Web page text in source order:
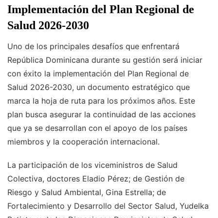
Implementación del Plan Regional de
Salud 2026-2030
Uno de los principales desafíos que enfrentará
República Dominicana durante su gestión será iniciar
con éxito la implementación del Plan Regional de
Salud 2026-2030, un documento estratégico que
marca la hoja de ruta para los próximos años. Este
plan busca asegurar la continuidad de las acciones
que ya se desarrollan con el apoyo de los países
miembros y la cooperación internacional.
La participación de los viceministros de Salud
Colectiva, doctores Eladio Pérez; de Gestión de
Riesgo y Salud Ambiental, Gina Estrella; de
Fortalecimiento y Desarrollo del Sector Salud, Yudelka